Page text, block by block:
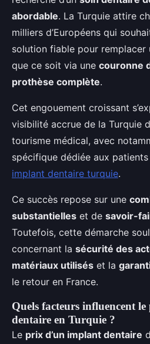
abordable. La Turquie attire
milliers d’Européens qui
solution fiable pour remplacer
que ce soit via une couronne
prothèse complète.
Cet engouement croissant
visibilité accrue de la Turquie
tourisme médical, avec
spécifique dédiée aux
implant dentaire turquie.
Ce succès repose sur une
substantielles et de savoir-
Toutefois, cette démarche
concernant la sécurité des
matériaux utilisés et la
le retour en France.
Quels facteurs influencent
dentaire en Turquie ?
Le prix d’un implant dentaire